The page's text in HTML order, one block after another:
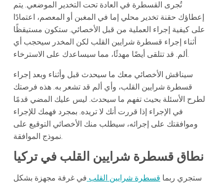
تُجرى القسطرة في العادة تحت التخدير الموضعي. يتم
إعطاؤك حقنة تخدير محلي إما في المغبن أو المعصم، اعتمادًا
على كيفية إجراء العملية من قبل الأخصائي. ستكون مستيقظًا
أثناء إجراء قسطرة شرايين القلب لكن المخدر سيحجب أي
ألم. قد تتلقى أيضًا مهدئًا، مما سيساعدك على الاسترخاء.
سيناقش الأخصائي معك ما سيحدث قبل وأثناء وبعد إجراء
قسطرة شرايين القلب، وأي ألم قد تشعر به. هذه فرصتك
لطرح الأسئلة بحيث تفهم ما سيحدث. ليس عليك المضي قدمًا
في الإجراء إذا قررت أنك لا تريده. بمجرد فهمك للإجراء
وموافقتك على إجرائه، سيطلب منك الأخصائي التوقيع على
نموذج الموافقة.
نطاق قسطرة شرايين القلب في تركيا
ستجري ربما قسطرة شرايين القلب في غرفة مجهزة بشكل